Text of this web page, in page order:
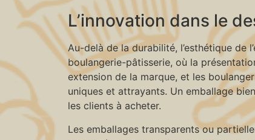
L’innovation dans le
Au-delà de la durabilité, l’esthétique de
boulangerie-pâtisserie, où la
extension de la marque, et les
uniques et attrayants. Un emballage
les clients à acheter.
Les emballages transparents ou